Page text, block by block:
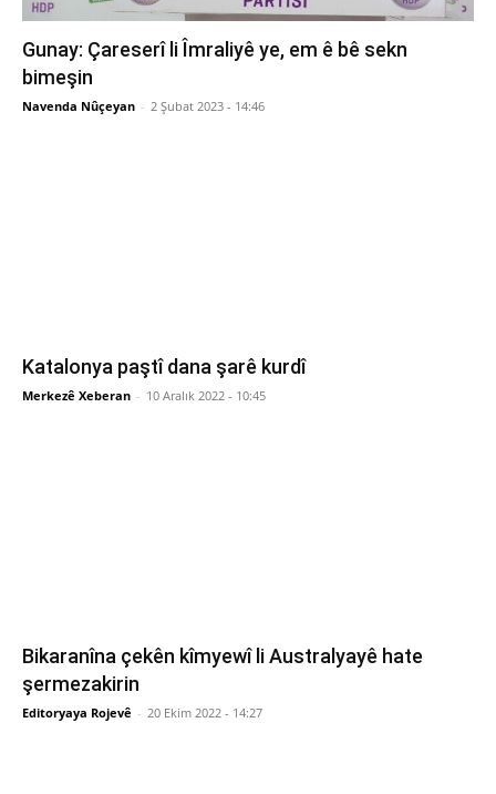
Gunay: Çareserî li Îmraliyê ye, em ê bê sekn
bimeşin
Navenda Nûçeyan - 2 Şubat 2023 - 14:46
Katalonya paştî dana şarê kurdî
Merkezê Xeberan - 10 Aralık 2022 - 10:45
Bikaranîna çekên kîmyewî li Australyayê hate
şermezakirin
Editoryaya Rojevê - 20 Ekim 2022 - 14:27